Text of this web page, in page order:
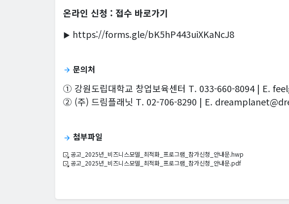
온라인 신청 : 접수 바로가기
▶ https://forms.gle/bK5hP443uiXKaNcJ8
arrow_forward 문의처
① 강원도립대학교 창업보육센터 T. 033-660-8094 | E.
② (주) 드림플래닛 T. 02-706-8290 | E.
arrow_forward 첨부파일
공고_2025년_비즈니스모델_최적화_프로그램_참가신청_안내문.hwp
공고_2025년_비즈니스모델_최적화_프로그램_참가신청_안내문.pdf